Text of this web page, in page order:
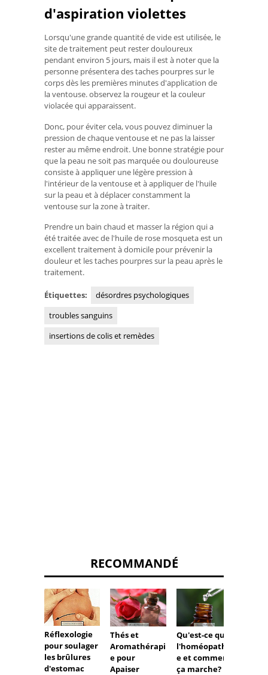
d'aspiration violettes
Lorsqu'une grande quantité de vide est utilisée, le
site de traitement peut rester douloureux
pendant environ 5 jours, mais il est à noter que la
personne présentera des taches pourpres sur le
corps dès les premières minutes d'application de
la ventouse. observez la rougeur et la couleur
violacée qui apparaissent.
Donc, pour éviter cela, vous pouvez diminuer la
pression de chaque ventouse et ne pas la laisser
rester au même endroit. Une bonne stratégie pour
que la peau ne soit pas marquée ou douloureuse
consiste à appliquer une légère pression à
l'intérieur de la ventouse et à appliquer de l'huile
sur la peau et à déplacer constamment la
ventouse sur la zone à traiter.
Prendre un bain chaud et masser la région qui a
été traitée avec de l'huile de rose mosqueta est un
excellent traitement à domicile pour prévenir la
douleur et les taches pourpres sur la peau après le
traitement.
Étiquettes:
désordres psychologiques
troubles sanguins
insertions de colis et remèdes
RECOMMANDÉ
Réflexologie
pour soulager
les brûlures
d'estomac
Thés et
Aromathérapi
e pour
Apaiser
Qu'est-ce que
l'homéopathi
e et comment
ça marche?